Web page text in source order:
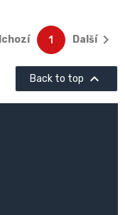
1 Další
Back to top 